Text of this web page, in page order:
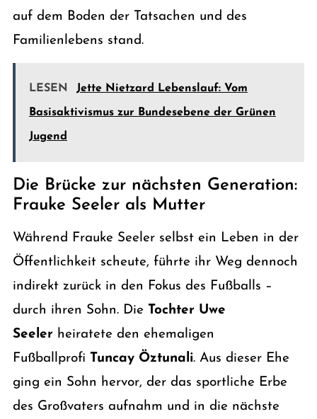
auf dem Boden der Tatsachen und des
Familienlebens stand.
LESEN Jette Nietzard Lebenslauf: Vom
Basisaktivismus zur Bundesebene der Grünen
Jugend
Die Brücke zur nächsten Generation:
Frauke Seeler als Mutter
Während Frauke Seeler selbst ein Leben in der
Öffentlichkeit scheute, führte ihr Weg dennoch
indirekt zurück in den Fokus des Fußballs –
durch ihren Sohn. Die Tochter Uwe
Seeler heiratete den ehemaligen
Fußballprofi Tuncay Öztunali. Aus dieser Ehe
ging ein Sohn hervor, der das sportliche Erbe
des Großvaters aufnahm und in die nächste